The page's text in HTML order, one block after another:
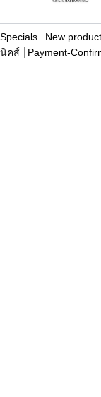
Specials New
นิคส์
Payment-